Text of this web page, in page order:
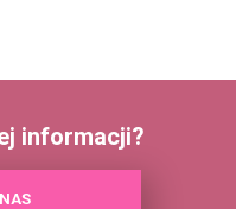
informacji?